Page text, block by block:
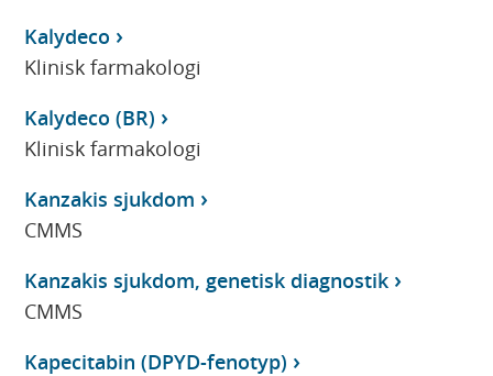
Kalydeco
Klinisk farmakologi
Kalydeco (BR)
Klinisk farmakologi
Kanzakis sjukdom
CMMS
Kanzakis sjukdom, genetisk diagnostik
CMMS
Kapecitabin (DPYD-fenotyp)